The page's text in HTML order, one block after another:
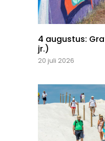
4 augustus:
jr.)
20 juli 2026